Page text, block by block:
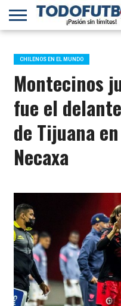
PRIMERA
B
SELECCIÓN
CHILENA
CHILENOS
EN EL
MUNDO
FÚTBOL
INTERNACIONAL
CHILENOS EN EL MUNDO
Montecinos
fue el
de Tijuana
Necaxa